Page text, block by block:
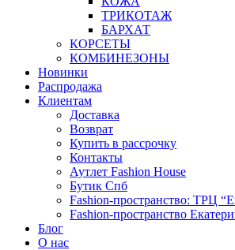
ТРИКОТАЖ
БАРХАТ
КОРСЕТЫ
КОМБИНЕЗОНЫ
Новинки
Распродажа
Клиентам
Доставка
Возврат
Купить в рассрочку
Контакты
Аутлет Fashion House
Бутик Спб
Fashion-пространство: ТРЦ
Fashion-пространство
Блог
О нас